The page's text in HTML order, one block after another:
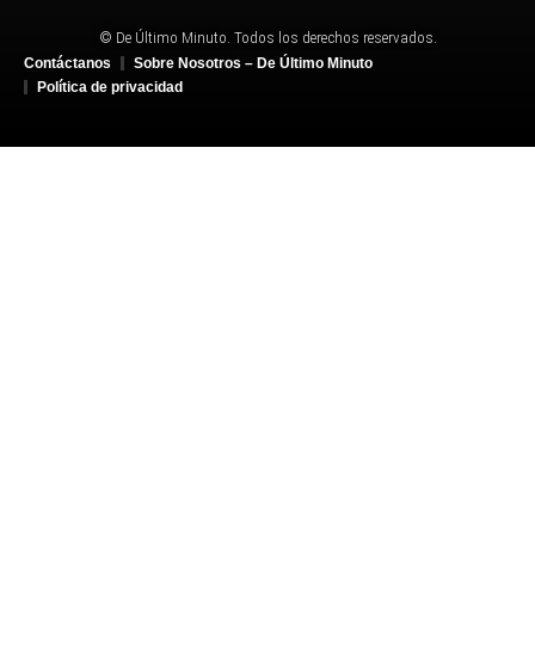
© De Último Minuto. Todos los derechos reservados.
Contáctanos
Sobre Nosotros – De Último Minuto
Política de privacidad